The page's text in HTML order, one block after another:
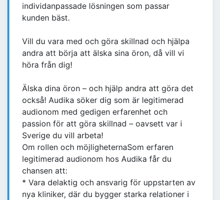
individanpassade lösningen som passar
kunden bäst. ​
Vill du vara med och göra skillnad och hjälpa
andra att börja att älska sina öron, då vill vi
höra från dig! ​
Älska dina öron – och hjälp andra att göra det
också! Audika söker dig som är legitimerad
audionom med gedigen erfarenhet och
passion för att göra skillnad – oavsett var i
Sverige du vill arbeta!
Om rollen och möjligheternaSom erfaren
legitimerad audionom hos Audika får du
chansen att:
* Vara delaktig och ansvarig för uppstarten av
nya kliniker, där du bygger starka relationer i